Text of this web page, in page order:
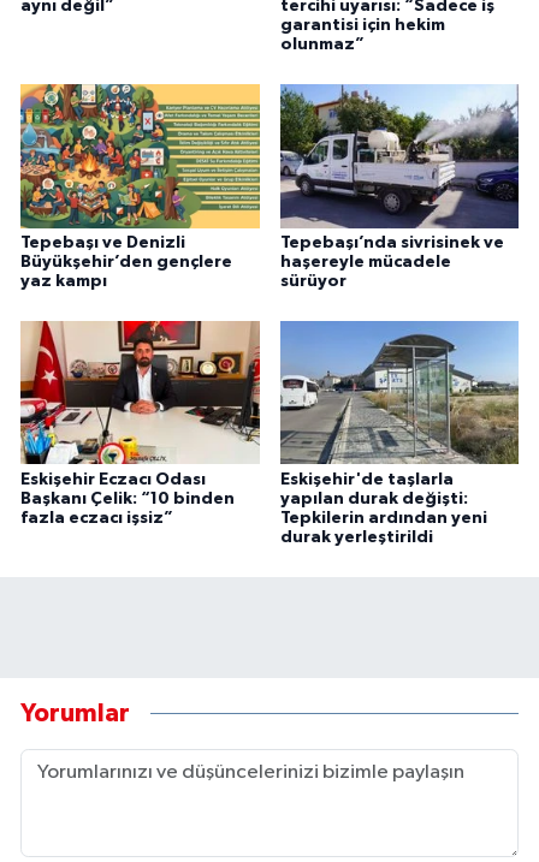
aynı değil”
tercihi uyarısı: “Sadece iş
garantisi için hekim
olunmaz”
Tepebaşı ve Denizli
Büyükşehir’den gençlere
yaz kampı
Tepebaşı’nda sivrisinek ve
haşereyle mücadele
sürüyor
Eskişehir Eczacı Odası
Başkanı Çelik: “10 binden
fazla eczacı işsiz”
Eskişehir'de taşlarla
yapılan durak değişti:
Tepkilerin ardından yeni
durak yerleştirildi
Yorumlar